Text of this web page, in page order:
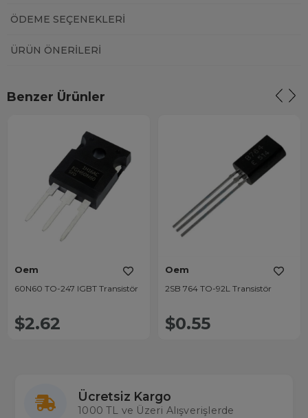
ÖDEME SEÇENEKLERI
ÜRÜN ÖNERILERI
Benzer Ürünler
Oem
60N60 TO-247 IGBT Transistör
$2.62
Oem
2SB 764 TO-92L Transistör
$0.55
Ücretsiz Kargo
1000 TL ve Üzeri Alışverişlerde